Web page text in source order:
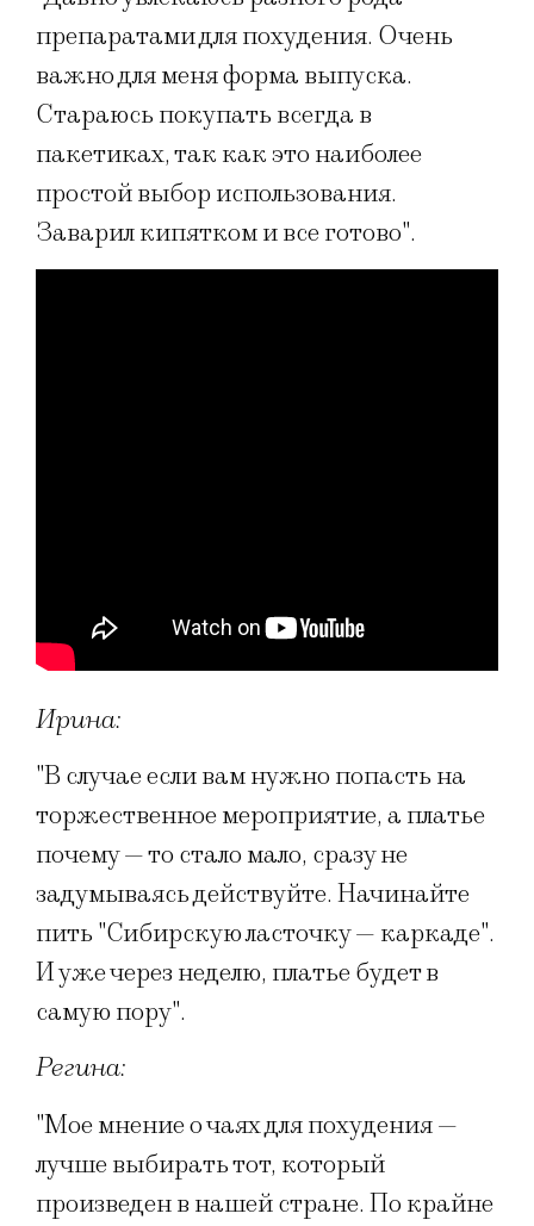
препаратами для похудения. Очень
важно для меня форма выпуска.
Стараюсь покупать всегда в
пакетиках, так как это наиболее
простой выбор использования.
Заварил кипятком и все готово".
Ирина:
"В случае если вам нужно попасть на
торжественное мероприятие, а платье
почему — то стало мало, сразу не
задумываясь действуйте. Начинайте
пить "Сибирскую ласточку — каркаде".
И уже через неделю, платье будет в
самую пору".
Регина:
"Мое мнение о чаях для похудения —
лучше выбирать тот, который
произведен в нашей стране. По крайне